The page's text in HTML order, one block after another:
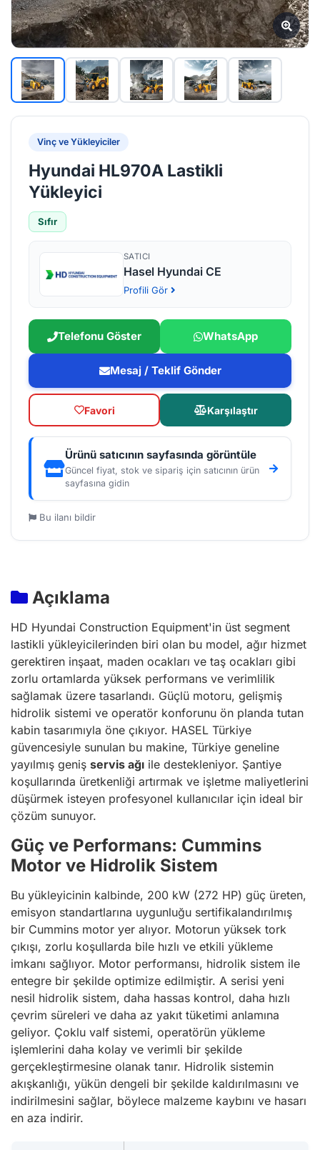
Vinç ve Yükleyiciler
Hyundai HL970A Lastikli
Yükleyici
Sıfır
SATICI
Hasel Hyundai CE
Profili Gör
Telefonu Göster WhatsApp
Mesaj / Teklif Gönder
Favori Karşılaştır
Ürünü satıcının sayfasında görüntüle
Güncel fiyat, stok ve sipariş için satıcının ürün
sayfasına gidin
Bu ilanı bildir
Açıklama
HD Hyundai Construction Equipment'in üst segment
lastikli yükleyicilerinden biri olan bu model, ağır hizmet
gerektiren inşaat, maden ocakları ve taş ocakları gibi
zorlu ortamlarda yüksek performans ve verimlilik
sağlamak üzere tasarlandı. Güçlü motoru, gelişmiş
hidrolik sistemi ve operatör konforunu ön planda tutan
kabin tasarımıyla öne çıkıyor. HASEL Türkiye
güvencesiyle sunulan bu makine, Türkiye geneline
yayılmış geniş servis ağı ile destekleniyor. Şantiye
koşullarında üretkenliği artırmak ve işletme maliyetlerini
düşürmek isteyen profesyonel kullanıcılar için ideal bir
çözüm sunuyor.
Güç ve Performans: Cummins
Motor ve Hidrolik Sistem
Bu yükleyicinin kalbinde, 200 kW (272 HP) güç üreten,
emisyon standartlarına uygunluğu sertifikalandırılmış
bir Cummins motor yer alıyor. Motorun yüksek tork
çıkışı, zorlu koşullarda bile hızlı ve etkili yükleme
imkanı sağlıyor. Motor performansı, hidrolik sistem ile
entegre bir şekilde optimize edilmiştir. A serisi yeni
nesil hidrolik sistem, daha hassas kontrol, daha hızlı
çevrim süreleri ve daha az yakıt tüketimi anlamına
geliyor. Çoklu valf sistemi, operatörün yükleme
işlemlerini daha kolay ve verimli bir şekilde
gerçekleştirmesine olanak tanır. Hidrolik sistemin
akışkanlığı, yükün dengeli bir şekilde kaldırılmasını ve
indirilmesini sağlar, böylece malzeme kaybını ve hasarı
en aza indirir.